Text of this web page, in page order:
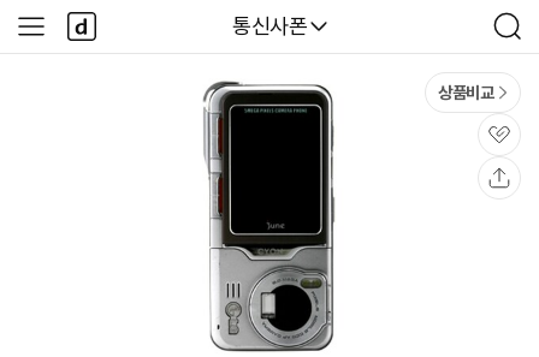
다나와
통신사폰
검
색
사
이
다
나
와
상품비교
관
심